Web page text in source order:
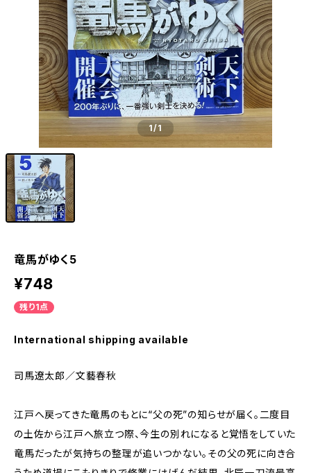
1/1
竜馬がゆく5
¥748
残り1点
International shipping available
司馬遼太郎／文藝春秋
江戸へ戻ってきた竜馬のもとに“父の死”の知らせが届く。二度目
の土佐から江戸へ旅立つ際、今生の別れになると覚悟をしていた
竜馬だったが気持ちの整理が追いつかない。その父の死に向き合